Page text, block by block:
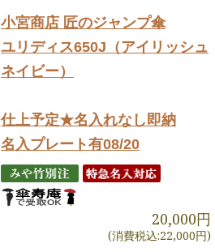
小宮商店 匠のジャンプ傘
ユリディス650J（アイリッシュ
ネイビー）
仕上予定★名入れなし即納
名入プレート有08/20
20,000円
(消費税込:22,000円)